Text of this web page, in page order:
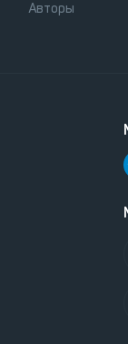
Авторы